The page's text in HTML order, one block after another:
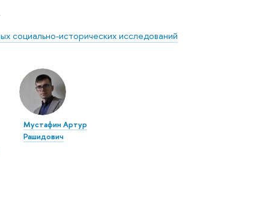
социально-исторических исследований
Мустафин Артур
Рашидович